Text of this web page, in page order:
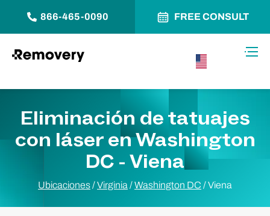
866-465-0090 FREE CONSULT
Eliminación de tatuajes
con láser en Washington
DC - Viena
Ubicaciones/Virginia /Washington DC /Viena